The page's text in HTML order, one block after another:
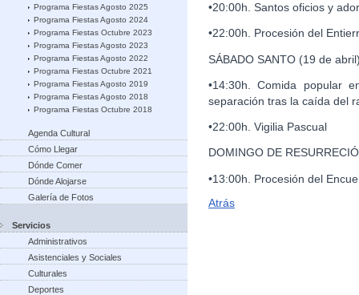
Programa Fiestas Agosto 2025
Programa Fiestas Agosto 2024
Programa Fiestas Octubre 2023
Programa Fiestas Agosto 2023
Programa Fiestas Agosto 2022
Programa Fiestas Octubre 2021
Programa Fiestas Agosto 2019
Programa Fiestas Agosto 2018
Programa Fiestas Octubre 2018
Agenda Cultural
Cómo Llegar
Dónde Comer
Dónde Alojarse
Galería de Fotos
Servicios
Administrativos
Asistenciales y Sociales
Culturales
Deportes
•20:00h. Santos oficios y
•22:00h. Procesión del
SÁBADO SANTO (19 de
•14:30h. Comida popular
separación tras la caída del
•22:00h. Vigilia Pascual
DOMINGO DE
•13:00h. Procesión del
Atrás